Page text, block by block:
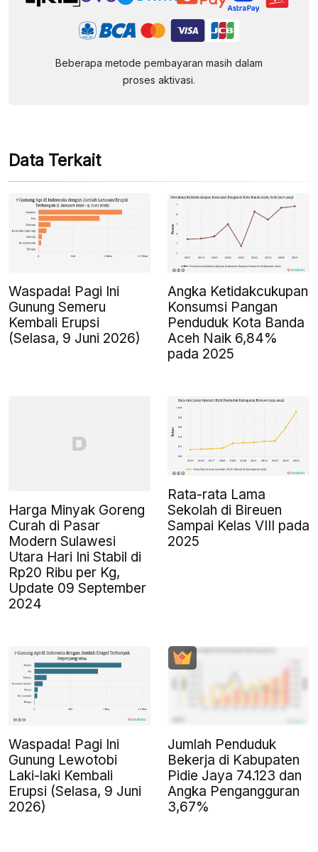
Beberapa metode pembayaran masih dalam
proses aktivasi.
Data Terkait
Waspada! Pagi Ini
Gunung Semeru
Kembali Erupsi
(Selasa, 9 Juni 2026)
Angka Ketidakcukupan
Konsumsi Pangan
Penduduk Kota Banda
Aceh Naik 6,84%
pada 2025
Harga Minyak Goreng
Curah di Pasar
Modern Sulawesi
Utara Hari Ini Stabil di
Rp20 Ribu per Kg,
Update 09 September
2024
Rata-rata Lama
Sekolah di Bireuen
Sampai Kelas VIII pada
2025
Waspada! Pagi Ini
Gunung Lewotobi
Laki-laki Kembali
Erupsi (Selasa, 9 Juni
2026)
Jumlah Penduduk
Bekerja di Kabupaten
Pidie Jaya 74.123 dan
Angka Pengangguran
3,67%